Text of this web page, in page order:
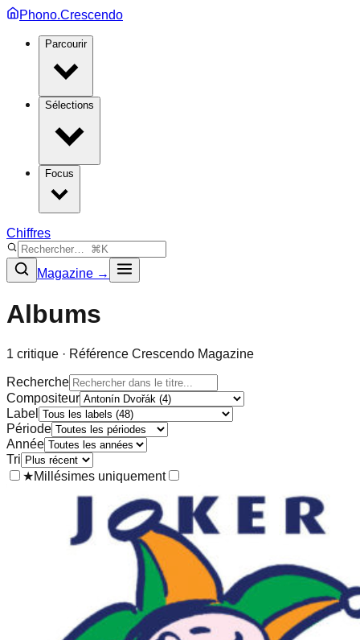
Phono.Crescendo
Parcourir
Sélections
Focus
Chiffres
Magazine →
Albums
1 critique · Référence Crescendo Magazine
Recherche
Compositeur
Label
Période
Année
Tri
★Millésimes uniquement